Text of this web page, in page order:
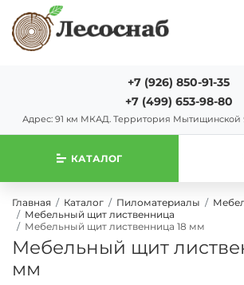
+7 (926) 850-91-35
+7 (499) 653-98-80
Адрес: 91 км МКАД. Территория Мытищинской
КАТАЛОГ
Главная Каталог Пиломатериалы
Мебельный щит лиственница
Мебельный щит лиственница 18 мм
Мебельный щит
мм